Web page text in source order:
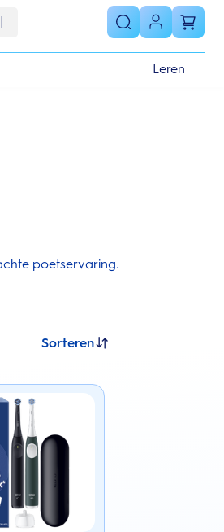
Leren
poetservaring.
Sorteren